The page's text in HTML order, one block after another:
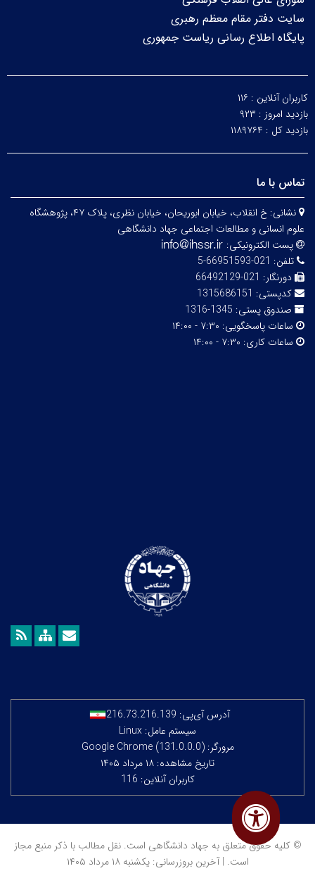
سایت دفتر مقام معظم رهبری
پایگاه اطلاع رسانی ریاست جمهوری
کاربران آنلاین : ۱۱۶
بازدید امروز : ۹۲۳
بازدید کل : ۱۱۸۹۷۶۴
تماس با ما
نشانی:
خ انقلاب، خیابان ابوریحان، خیابان نظری، پلاک ۴۷، پژوهشگاه
علوم انسانی و مطالعات اجتماعی جهاد دانشگاهی
پست الکترونیکی:
تلفن: 021-66951593-5
دورنگار: 021-66492129
کدپستی: 1315686151
صندوق پستی: 1345-1316
ساعات پاسخگویی: ۷:۳۰ - ۱۴:۰۰
ساعات کاری: ۷:۳۰ - ۱۴:۰۰
آدرس آی‌پی: 216.73.216.139
سیستم عامل: Linux
مرورگر: Google Chrome (131.0.0.0)
تاریخ مشاهده: ۱۸ مرداد ۱۴۰۵
کاربران آنلاین: 116
© کلیه حقوق متعلق به جهاد دانشگاهی است. نقل مطالب با ذکر منبع مجاز
است. | آخرین بروزرسانی: یکشنبه ۱۸ مرداد ۱۴۰۵